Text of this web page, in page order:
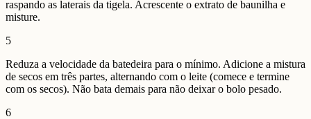
raspando as laterais da tigela. Acrescente o extrato de baunilha e
misture.
5
Reduza a velocidade da batedeira para o mínimo. Adicione a mistura
de secos em três partes, alternando com o leite (comece e termine
com os secos). Não bata demais para não deixar o bolo pesado.
6